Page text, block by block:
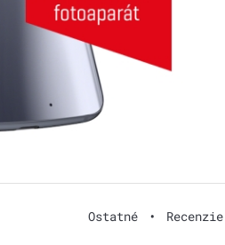
Ostatné • Recenzie